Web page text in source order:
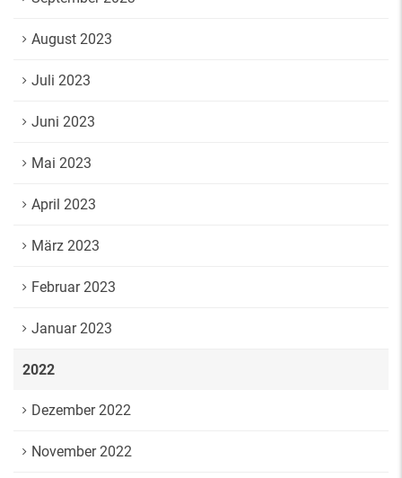
August 2023
Juli 2023
Juni 2023
Mai 2023
April 2023
März 2023
Februar 2023
Januar 2023
2022
Dezember 2022
November 2022